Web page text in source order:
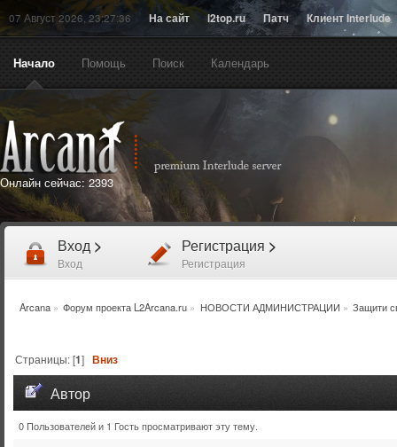
07 Август 2026, 23:27:36 На сайт l2top.ru Патч Клиент Interlude
Начало Помощь Поиск Календарь
Онлайн сейчас: 2393
Вход >
Вход
Регистрация >
Регистрация
Arcana» Форум проекта L2Arcana.ru » НОВОСТИ АДМИНИСТРАЦИИ » Защити
Страницы: [1]Вниз
Автор
Тема: Защити свой аккаунт - сделай привязку к
0 Пользователей и 1 Гость просматривают эту тему.